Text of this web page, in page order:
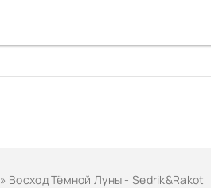
» Восход Тёмной Луны - Sedrik&Rakot